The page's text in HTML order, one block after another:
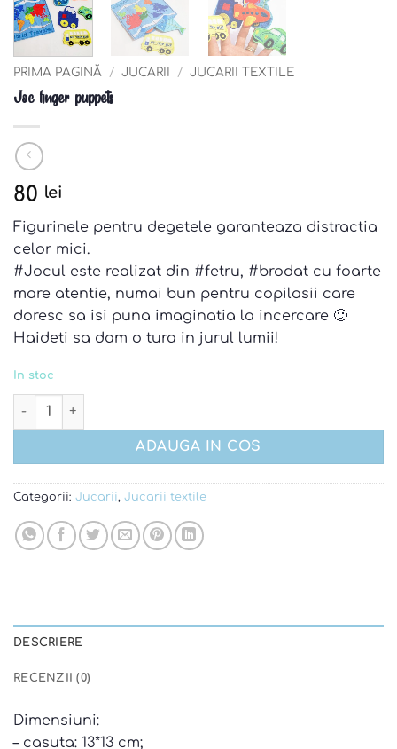
PRIMA PAGINĂ / JUCARII / JUCARII TEXTILE
Joc finger puppets
80 lei
Figurinele pentru degetele garanteaza distractia
celor mici.
#Jocul este realizat din #fetru, #brodat cu foarte
mare atentie, numai bun pentru copilasii care
doresc sa isi puna imaginatia la incercare 🙂
Haideti sa dam o tura in jurul lumii!
In stoc
Cantitate Joc finger puppets
ADAUGA IN COS
Categorii: Jucarii, Jucarii textile
DESCRIERE
RECENZII (0)
Dimensiuni:
– casuta: 13*13 cm;